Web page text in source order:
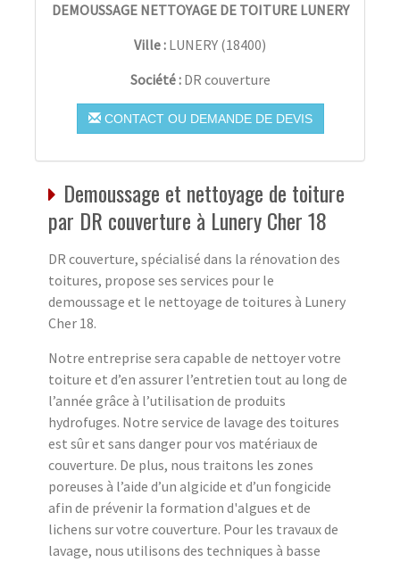
DEMOUSSAGE NETTOYAGE DE TOITURE LUNERY
Ville : LUNERY (18400)
Société : DR couverture
CONTACT OU DEMANDE DE DEVIS
Demoussage et nettoyage de toiture
par DR couverture à Lunery Cher 18
DR couverture, spécialisé dans la rénovation des
toitures, propose ses services pour le
demoussage et le nettoyage de toitures à Lunery
Cher 18.
Notre entreprise sera capable de nettoyer votre
toiture et d’en assurer l’entretien tout au long de
l’année grâce à l’utilisation de produits
hydrofuges. Notre service de lavage des toitures
est sûr et sans danger pour vos matériaux de
couverture. De plus, nous traitons les zones
poreuses à l’aide d’un algicide et d’un fongicide
afin de prévenir la formation d'algues et de
lichens sur votre couverture. Pour les travaux de
lavage, nous utilisons des techniques à basse